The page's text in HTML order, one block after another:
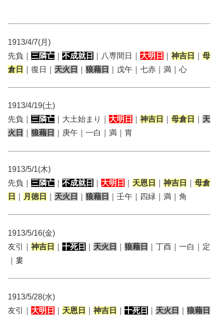
1913/4/7(月)
先負｜ 三隣亡 不成就日 ｜八専間日｜ 大明日 神吉日
母
倉日
｜復日｜ 天火日 狼藉日 ｜戊午｜七赤｜満｜心
1913/4/19(土)
先負｜ 三隣亡 ｜大土始まり｜ 大明日 神吉日 母倉日
天
火日
狼藉日 ｜庚午｜一白｜満｜胃
1913/5/1(木)
先負｜ 三隣亡 不成就日 大明日 天恩日 神吉日
母倉
日
月徳日 天火日 狼藉日 ｜壬午｜四緑｜満｜角
1913/5/16(金)
友引｜ 神吉日 十死日 天火日 狼藉日
｜丁酉｜一白｜定
｜婁
1913/5/28(水)
友引｜ 大明日 天恩日 神吉日 十死日 天火日 狼藉日